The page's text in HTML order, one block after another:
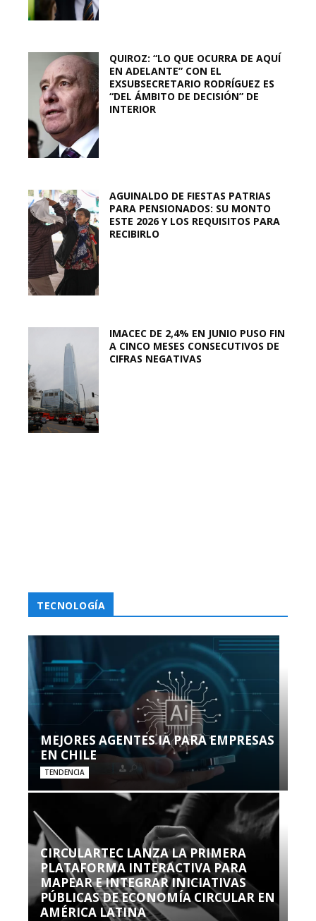
QUIROZ: “LO QUE OCURRA DE AQUÍ
EN ADELANTE” CON EL
EXSUBSECRETARIO RODRÍGUEZ ES
“DEL ÁMBITO DE DECISIÓN” DE
INTERIOR
AGUINALDO DE FIESTAS PATRIAS
PARA PENSIONADOS: SU MONTO
ESTE 2026 Y LOS REQUISITOS PARA
RECIBIRLO
IMACEC DE 2,4% EN JUNIO PUSO FIN
A CINCO MESES CONSECUTIVOS DE
CIFRAS NEGATIVAS
TECNOLOGÍA
MEJORES AGENTES IA PARA EMPRESAS
EN CHILE
TENDENCIA
CIRCULARTEC LANZA LA PRIMERA
PLATAFORMA INTERACTIVA PARA
MAPEAR E INTEGRAR INICIATIVAS
PÚBLICAS DE ECONOMÍA CIRCULAR EN
AMÉRICA LATINA